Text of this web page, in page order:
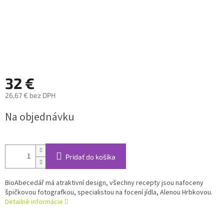
32 €
26,67 € bez DPH
cena:
Na objednávku
Pridať do košíka
BioAbecedář má atraktivní design, všechny recepty jsou nafoceny
špičkovou fotografkou, specialistou na focení jídla, Alenou Hrbkovou.
Detailné informácie